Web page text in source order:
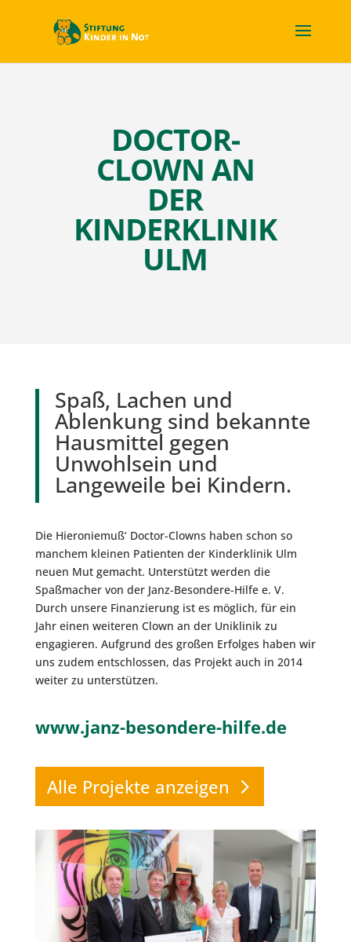
DOCTOR-
CLOWN AN
DER
KINDERKLINIK
ULM
Spaß, Lachen und
Ablenkung sind bekannte
Hausmittel gegen
Unwohlsein und
Langeweile bei Kindern.
Die Hieroniemuß‘ Doctor-Clowns haben schon so
manchem kleinen Patienten der Kinderklinik Ulm
neuen Mut gemacht. Unterstützt werden die
Spaßmacher von der Janz-Besondere-Hilfe e. V.
Durch unsere Finanzierung ist es möglich, für ein
Jahr einen weiteren Clown an der Uniklinik zu
engagieren. Aufgrund des großen Erfolges haben wir
uns zudem entschlossen, das Projekt auch in 2014
weiter zu unterstützen.
www.janz-besondere-hilfe.de
Alle Projekte anzeigen